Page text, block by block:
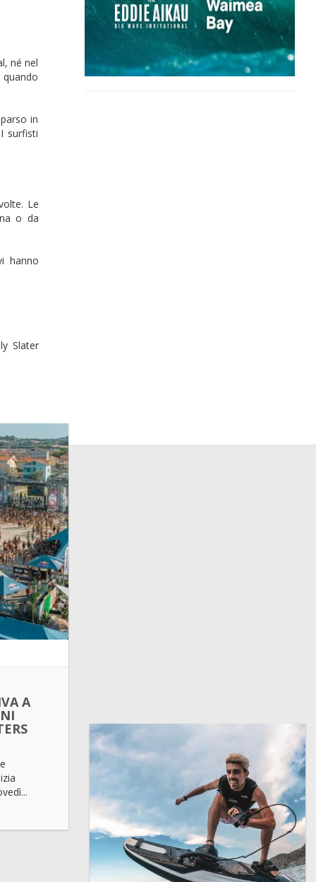
né nel
in
surfisti
Le
o da
hanno
Slater
A